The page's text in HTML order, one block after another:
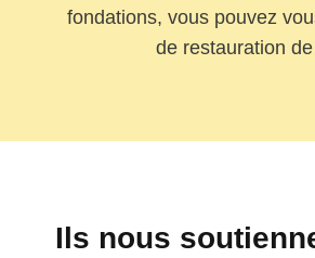
fondations, vous pouvez
de restauration
Ils nous